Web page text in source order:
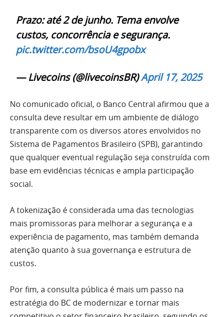
Prazo: até 2 de junho. Tema envolve
custos, concorrência e segurança.
pic.twitter.com/bsoU4gpobx
— Livecoins (@livecoinsBR)April 17, 2025
No comunicado oficial, o Banco Central afirmou que a
consulta deve resultar em um ambiente de diálogo
transparente com os diversos atores envolvidos no
Sistema de Pagamentos Brasileiro (SPB), garantindo
que qualquer eventual regulação seja construída com
base em evidências técnicas e ampla participação
social.
A tokenização é considerada uma das tecnologias
mais promissoras para melhorar a segurança e a
experiência de pagamento, mas também demanda
atenção quanto à sua governança e estrutura de
custos.
Por fim, a consulta pública é mais um passo na
estratégia do BC de modernizar e tornar mais